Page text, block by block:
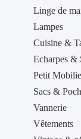
Linge de
Lampes
Cuisine &
Echarpes &
Petit
Sacs &
Vannerie
Vêtements